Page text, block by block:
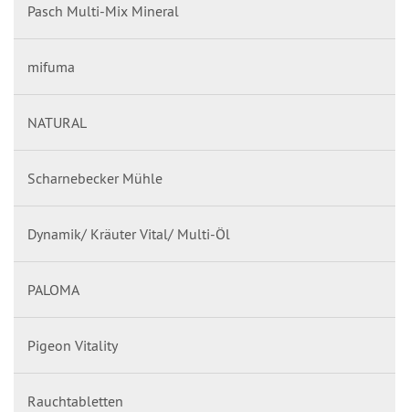
Pasch Multi-Mix Mineral
mifuma
NATURAL
Scharnebecker Mühle
Dynamik/ Kräuter Vital/ Multi-Öl
PALOMA
Pigeon Vitality
Rauchtabletten